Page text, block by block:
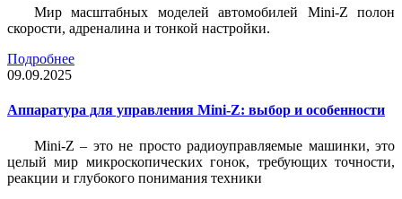
Мир масштабных моделей автомобилей Mini-Z полон
скорости, адреналина и тонкой настройки.
Подробнее
09.09.2025
Аппаратура для управления Mini-Z: выбор и особенности
Mini-Z – это не просто радиоуправляемые машинки, это
целый мир микроскопических гонок, требующих точности,
реакции и глубокого понимания техники